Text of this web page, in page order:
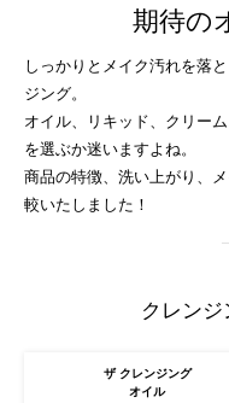
期待の
しっかりとメイク汚れを落
ジング。
オイル、リキッド、クリー
を選ぶか迷いますよね。
商品の特徴、洗い上がり、
較いたしました！
クレン
ザ クレンジング
オイル